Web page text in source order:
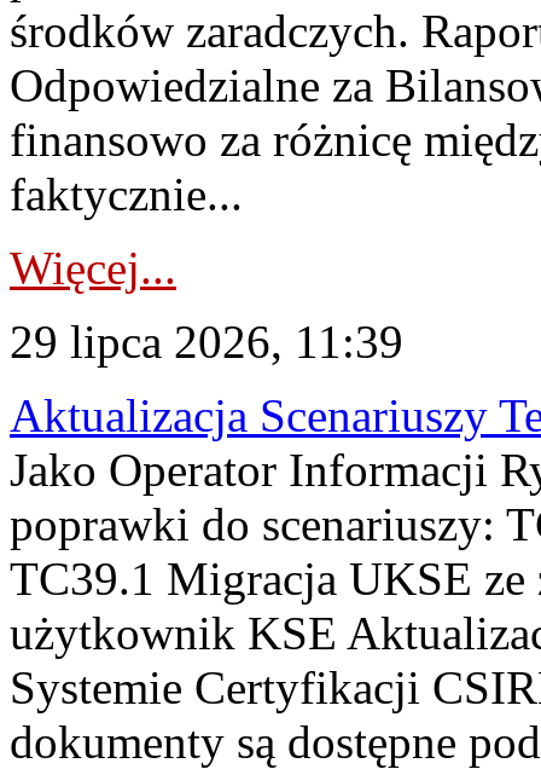
środków zaradczych.
Odpowiedzialne za
finansowo za różnicę
faktycznie...
Więcej...
29 lipca 2026, 11:39
Aktualizacja Scenariuszy
Jako Operator Informacji
poprawki do scenariuszy:
TC39.1 Migracja UKSE
użytkownik KSE
Systemie Certyfikacji
dokumenty są dostępne